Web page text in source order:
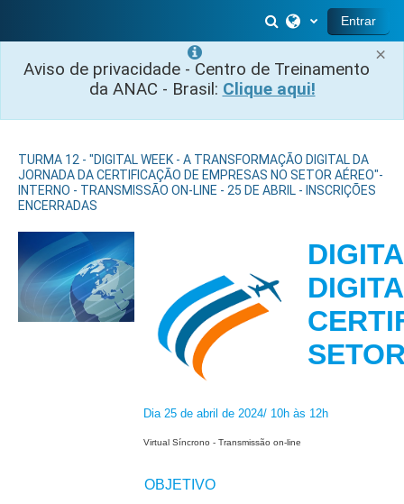
×
Aviso de privacidade - Centro de Treinamento
da ANAC - Brasil: Clique aqui!
Alternar entrada
Entrar
TURMA 12 - "DIGITAL WEEK - A TRANSFORMAÇÃO DIGITAL DA
JORNADA DA CERTIFICAÇÃO DE EMPRESAS NO SETOR AÉREO"-
INTERNO - TRANSMISSÃO ON-LINE - 25 DE ABRIL - INSCRIÇÕES
ENCERRADAS
Dia 25 de abril de 2024/ 10h às 12h
Virtual Síncrono - Transmissão on-line
OBJETIVO